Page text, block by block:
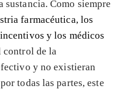
sustancia. Como siempre
farmacéutica, los
y los médicos
control de la
y no existieran
todas las partes, este